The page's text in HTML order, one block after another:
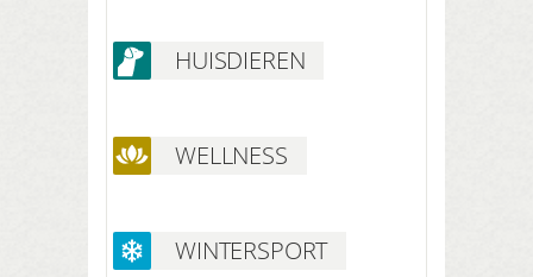
HUISDIEREN
WELLNESS
WINTERSPORT